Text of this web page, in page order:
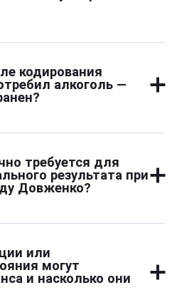
сразу после
это время внутренние
работать, и тяга к
кодирования
алкоголь —
случайное
но может ослабить ее
обратиться к
требуется для
результата при
Довженко?
одного правильно
в устойчивости
принимается
или
могут
и насколько они